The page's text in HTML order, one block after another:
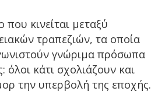
κινείται μεταξύ
τραπεζιών, τα οποία
γνώριμα πρόσωπα
όλοι κάτι σχολιάζουν και
την υπερβολή της εποχής.